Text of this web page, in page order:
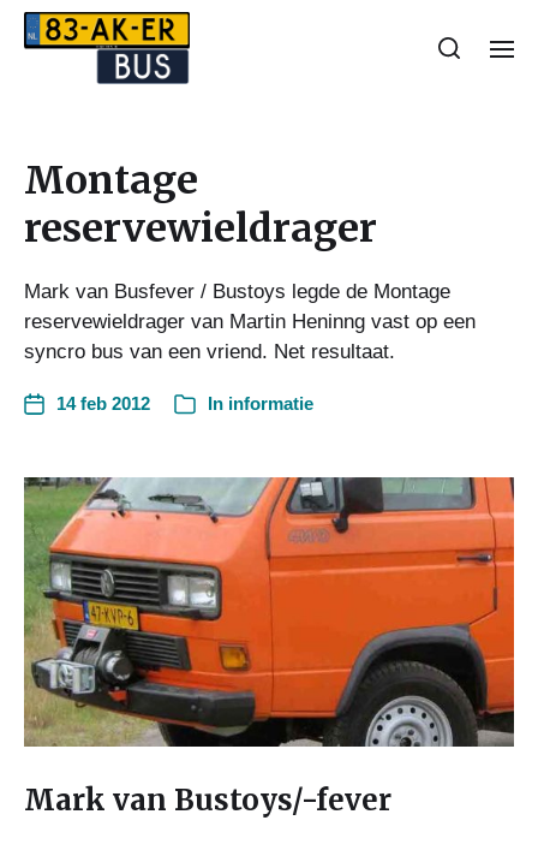
Montage
reservewieldrager
Mark van Busfever / Bustoys legde de Montage
reservewieldrager van Martin Heninng vast op een
syncro bus van een vriend. Net resultaat.
14 feb 2012 In informatie
Mark van Bustoys/-fever